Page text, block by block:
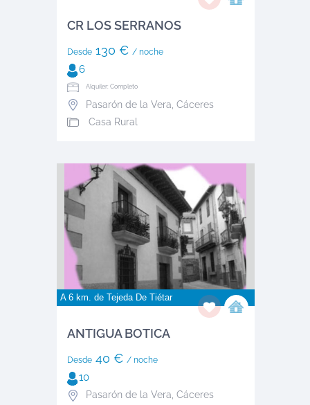
CR LOS SERRANOS
Desde130 € / noche
6
Alquiler: Completo
Pasarón de la Vera Cáceres
Casa Rural
A 6 km. de Tejeda De Tiétar
ANTIGUA BOTICA
Desde40 € / noche
10
Pasarón de la Vera, Cáceres